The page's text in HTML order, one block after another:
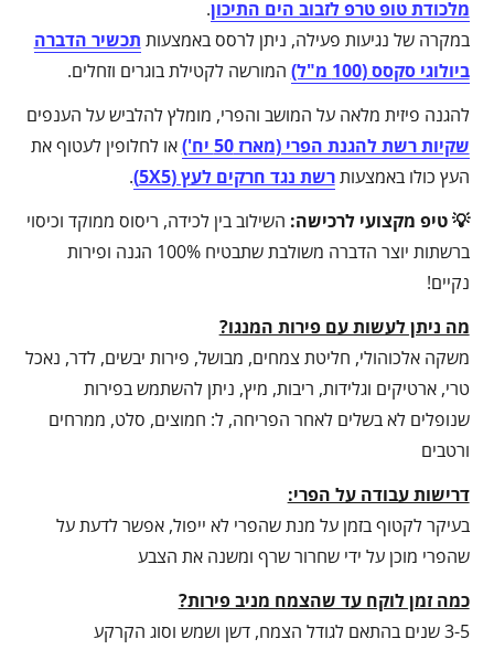
מלכודת טופ טרפ לזבוב הים התיכון.
במקרה של נגיעות פעילה, ניתן לרסס באמצעות תכשיר הדברה
ביולוגי סקסס (100 מ"ל)
המורשה לקטילת בוגרים וזחלים.
להגנה פיזית מלאה על המושב והפרי, מומלץ להלביש על הענפים
שקיות רשת להגנת הפרי (מארז 50 יח')
או לחלופין לעטוף את
העץ כולו באמצעותרשת נגד חרקים לעץ (5X5)
.
💡 טיפ מקצועי לרכישה: השילוב בין לכידה, ריסוס ממוקד וכיסוי
ברשתות יוצר הדברה משולבת שתבטיח 100% הגנה ופירות
נקיים!
מה ניתן לעשות עם פירות המנגו?
משקה אלכוהולי, חליטת צמחים, מבושל, פירות יבשים, לדר, נאכל
טרי, ארטיקים וגלידות, ריבות, מיץ, ניתן להשתמש בפירות
שנופלים לא בשלים לאחר הפריחה, ל: חמוצים, סלט, ממרחים
ורטבים
דרישות עבודה על הפרי:
בעיקר לקטוף בזמן על מנת שהפרי לא ייפול, אפשר לדעת על
שהפרי מוכן על ידי שחרור שרף ומשנה את הצבע
כמה זמן לוקח עד שהצמח מניב פירות?
3-5 שנים בהתאם לגודל הצמח, דשן ושמש וסוג הקרקע